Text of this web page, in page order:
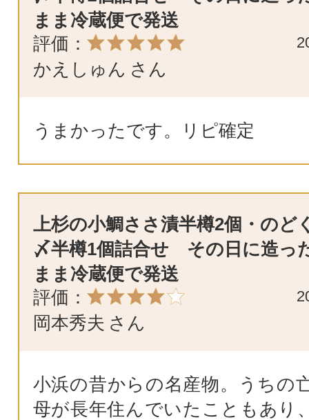
まま冷蔵便で発送
評価：
かえしゅん さん
うまかったです。リピ確定
上杉の小鯛ささ漬半樽2個・のど
〆半樽1個詰合せ その日に造っ
まま冷蔵便で発送
評価：
岡本秀夫 さん
小浜の昔からの名産物。うちの
母が長年住んでいたこともあり